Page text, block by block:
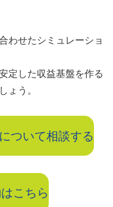
わせたシミュレーショ
定した収益基盤を作る
ょう。
ついて相談する
こちら